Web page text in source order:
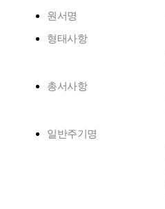
원서명
형태사항
총서사항
일반주기명